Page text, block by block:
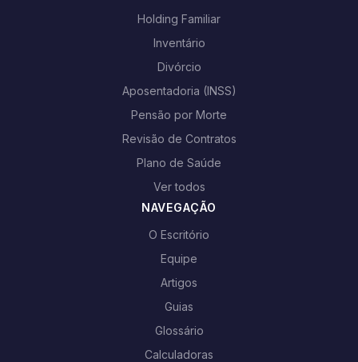
Holding Familiar
Inventário
Divórcio
Aposentadoria (INSS)
Pensão por Morte
Revisão de Contratos
Plano de Saúde
Ver todos
NAVEGAÇÃO
O Escritório
Equipe
Artigos
Guias
Glossário
Calculadoras